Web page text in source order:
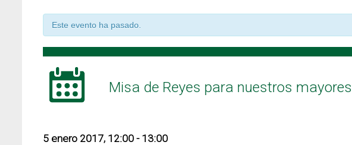
Este evento ha pasado.
Misa de Reyes para nuestros mayores
5 enero 2017, 12:00 - 13:00